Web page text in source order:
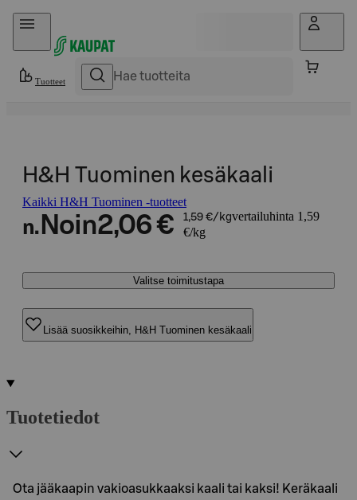
Hyppää sisältöön
Tuotteet
H&H Tuominen kesäkaali
Kaikki H&H Tuominen -tuotteet
n. Noin2,06 € 1,59 €/kgvertailuhinta 1,59
€/kg
Valitse toimitustapa
Lisää suosikkeihin, H&H Tuominen kesäkaali
Tuotetiedot
Ota jääkaapin vakioasukkaaksi kaali tai kaksi! Keräkaali